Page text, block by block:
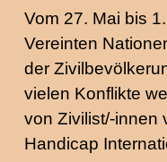
Vom 27. Mai bis
Vereinten
der
vielen Konflikte
von Zivilist/-innen
Handicap